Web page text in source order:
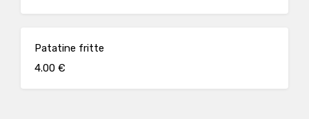
Patatine fritte
4.00 €